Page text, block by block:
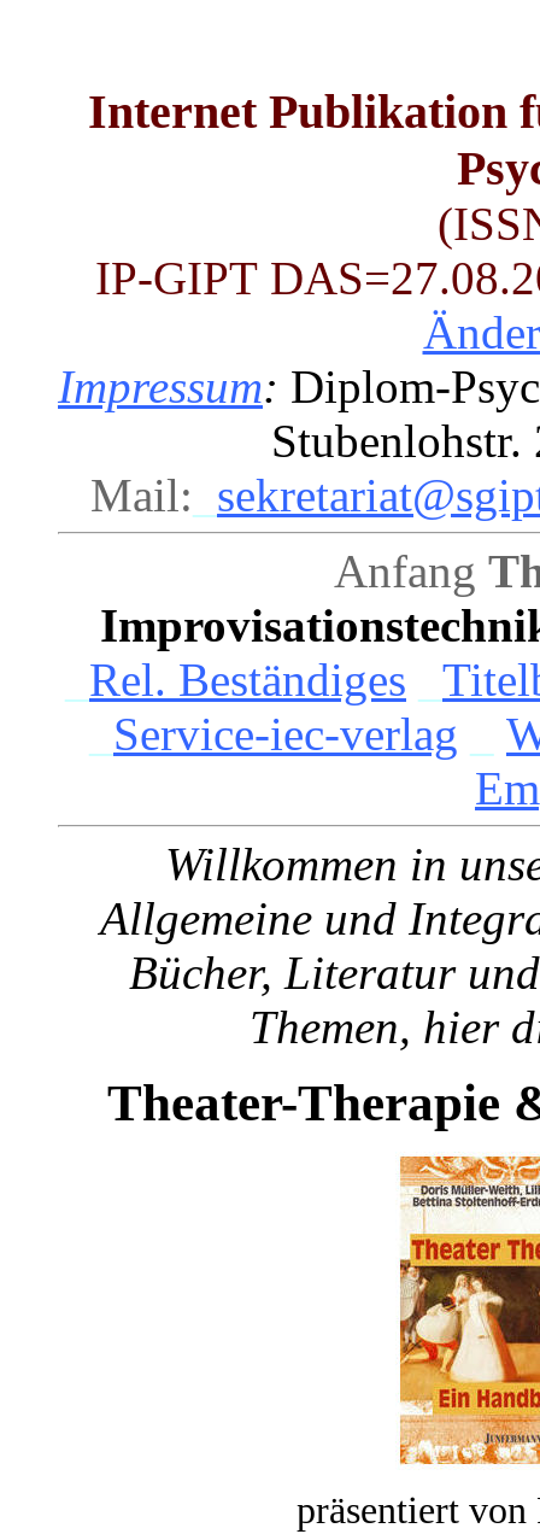
Internet Publikation
IP-GIPT
Impressum: Diplom-
Mail:
Anfang
Rel. Beständiges
Service-iec-verlag
Willkommen in
Allgemeine und
Bücher, Literatur
Themen, hier
Theater-Therapie
präsentiert